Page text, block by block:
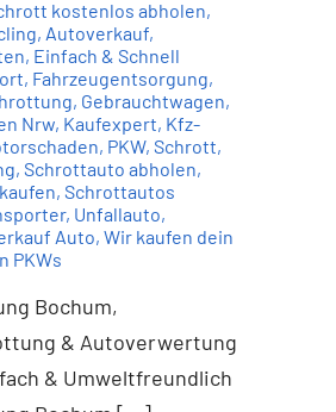
kostenlos abholen,
, Autoverkauf,
, Einfach & Schnell
, Fahrzeugentsorgung,
, Gebrauchtwagen,
Nrw, Kaufexpert, Kfz-
, PKW, Schrott,
, Schrottauto abholen,
, Schrottautos
, Unfallauto,
Auto, Wir kaufen dein
PKWs
Bochum,
& Autoverwertung
& Umweltfreundlich